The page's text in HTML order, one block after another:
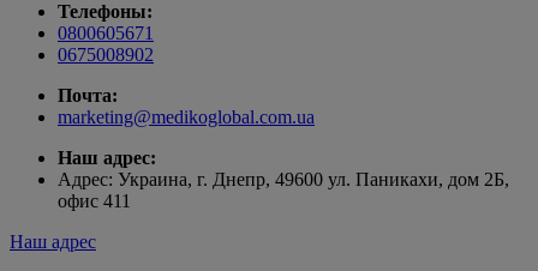
Телефоны:
0800605671
0675008902
Почта:
marketing@medikoglobal.com.ua
Наш адрес:
Адрес: Украина, г. Днепр, 49600 ул. Паникахи, дом 2Б,
офис 411
Наш адрес